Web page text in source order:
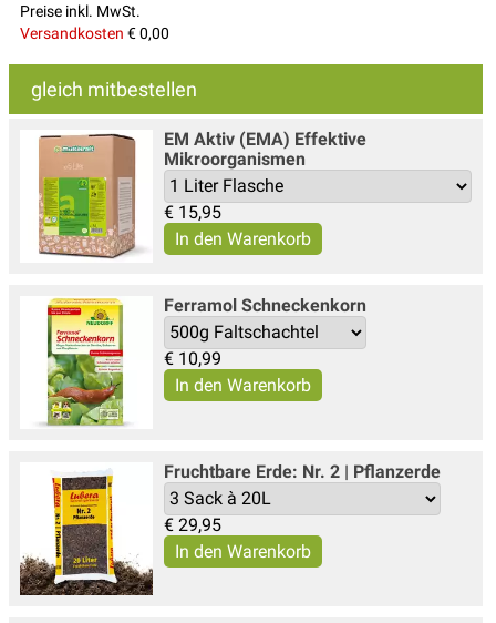
Preise inkl. MwSt.
Versandkosten € 0,00
gleich mitbestellen
EM Aktiv (EMA) Effektive
Mikroorganismen
€ 15,95
Ferramol Schneckenkorn
€ 10,99
Fruchtbare Erde: Nr. 2 | Pflanzerde
€ 29,95